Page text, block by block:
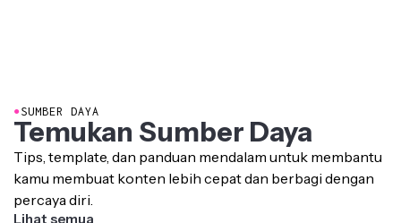
Temukan Sumber Daya
Tips, template, dan panduan mendalam untuk membantu
kamu membuat konten lebih cepat dan berbagi dengan
percaya diri.
Lihat semua